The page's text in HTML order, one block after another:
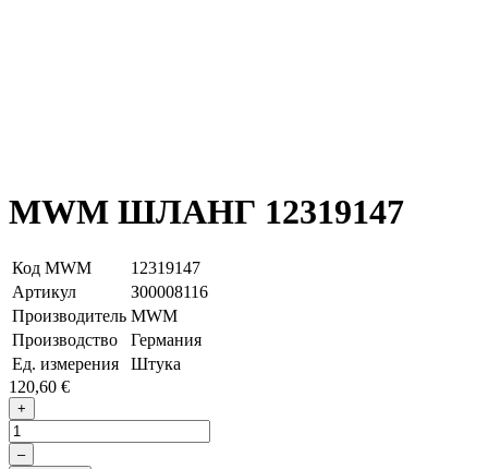
MWM ШЛАНГ 12319147
Код MWM
12319147
Артикул
З00008116
Производитель MWM
Производство
Германия
Ед. измерения
Штука
120,60 €
+
–